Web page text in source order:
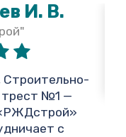
И. В.
Строительно-
№1 —
с